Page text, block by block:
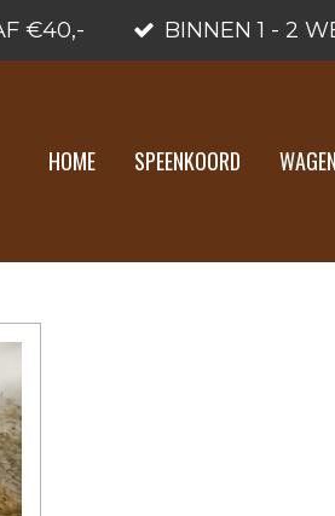
€40,- BINNEN 1 - 2
HOME SPEENKOORD